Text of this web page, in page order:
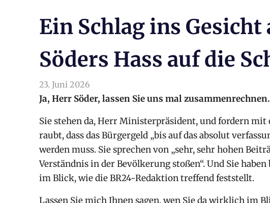
Ein Schlag ins
Söders Hass auf die
23. Juni 2026
Ja, Herr Söder, lassen Sie uns mal
Sie stehen da, Herr Ministerpräsident, und fordern mit
raubt, dass das Bürgergeld „bis auf das absolut
werden muss. Sie sprechen von „sehr, sehr hohen
Verständnis in der Bevölkerung stoßen“. Und Sie haben
im Blick, wie die BR24-Redaktion treffend feststellt.
Lassen Sie mich Ihnen sagen, wen Sie da wirklich im